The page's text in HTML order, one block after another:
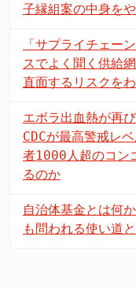
子縁組案の中身を
「サプライチェー
スでよく聞く供給
直面するリスクを
エボラ出血熱が再
CDCが最高警戒レ
者1000人超のコン
るのか
自治体基金とは何
も問われる使い道